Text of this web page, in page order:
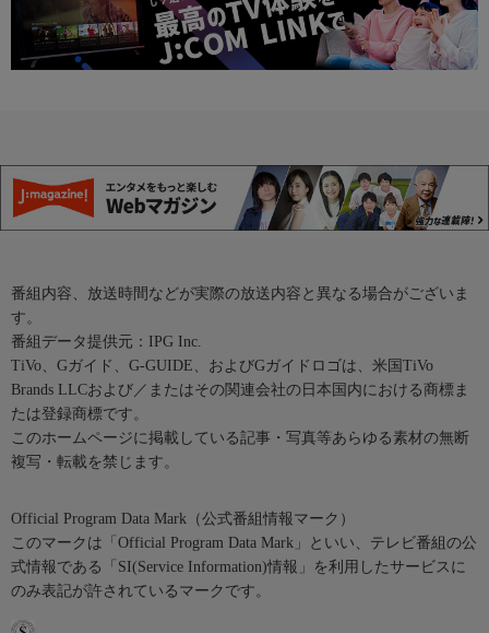
番組内容、放送時間などが実際の放送内容と異なる場合がございま
す。
番組データ提供元：IPG Inc.
TiVo、Gガイド、G-GUIDE、およびGガイドロゴは、米国TiVo
Brands LLCおよび／またはその関連会社の日本国内における商標ま
たは登録商標です。
このホームページに掲載している記事・写真等あらゆる素材の無断
複写・転載を禁じます。
Official Program Data Mark（公式番組情報マーク）
このマークは「Official Program Data Mark」といい、テレビ番組の公
式情報である「SI(Service Information)情報」を利用したサービスに
のみ表記が許されているマークです。